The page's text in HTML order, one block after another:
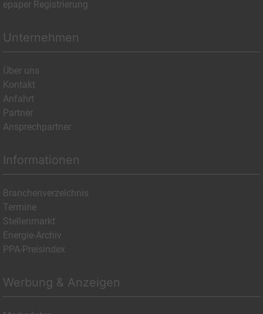
epaper Registrierung
Unternehmen
Über uns
Kontakt
Anfahrt
Partner
Ansprechpartner
Informationen
Branchenverzeichnis
Termine
Stellenmarkt
Energie-Archiv
PPA-Preisindex
Werbung & Anzeigen